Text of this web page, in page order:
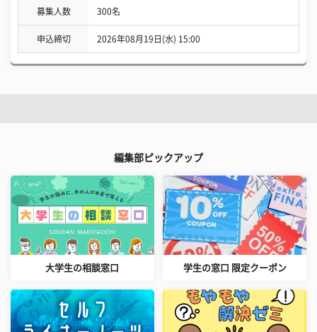
募集人数 300名
申込締切 2026年08月19日(水) 15:00
編集部ピックアップ
大学生の相談窓口 学生の窓口 限定クーポン